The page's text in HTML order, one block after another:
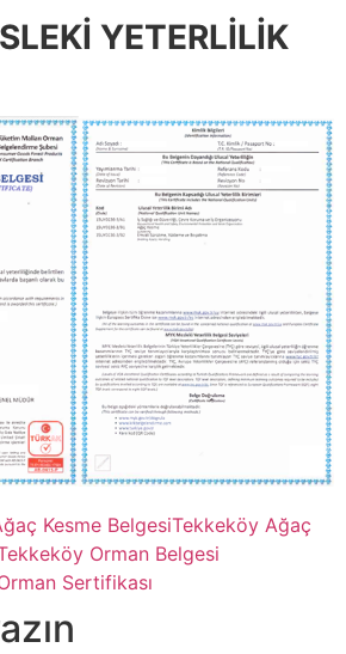
YETERLİLİK
Kesme BelgesiTekkeköy Ağaç
Orman Belgesi
Sertifikası